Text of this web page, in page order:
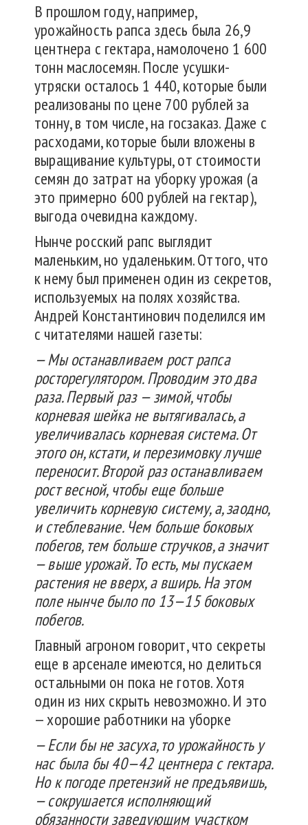
В прошлом году, например,
урожайность рапса здесь была 26,9
центнера с гектара, намолочено 1 600
тонн маслосемян. После усушки-
утряски осталось 1 440, которые были
реализованы по цене 700 рублей за
тонну, в том числе, на госзаказ. Даже с
расходами, которые были вложены в
выращивание культуры, от стоимости
семян до затрат на уборку урожая (а
это примерно 600 рублей на гектар),
выгода очевидна каждому.
Нынче росский рапс выглядит
маленьким, но удаленьким. Оттого, что
к нему был применен один из секретов,
используемых на полях хозяйства.
Андрей Константинович поделился им
с читателями нашей газеты:
— Мы останавливаем рост рапса
росторегулятором. Проводим это два
раза. Первый раз — зимой, чтобы
корневая шейка не вытягивалась, а
увеличивалась корневая система. От
этого он, кстати, и перезимовку лучше
переносит. Второй раз останавливаем
рост весной, чтобы еще больше
увеличить корневую систему, а, заодно,
и стеблевание. Чем больше боковых
побегов, тем больше стручков, а значит
— выше урожай. То есть, мы пускаем
растения не вверх, а вширь. На этом
поле нынче было по 13—15 боковых
побегов.
Главный агроном говорит, что секреты
еще в арсенале имеются, но делиться
остальными он пока не готов. Хотя
один из них скрыть невозможно. И это
— хорошие работники на уборке
— Если бы не засуха, то урожайность у
нас была бы 40—42 центнера с гектара.
Но к погоде претензий не предъявишь,
— сокрушается исполняющий
обязанности заведующим участком